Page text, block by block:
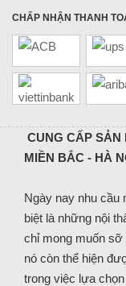
CHẤP NHẬN THANH
CUNG CẤP
MIỀN BẮC - HÀ
Ngày nay nhu cầu
biệt là những nội
chỉ mong muốn
nó còn thể hiện
trong việc lựa